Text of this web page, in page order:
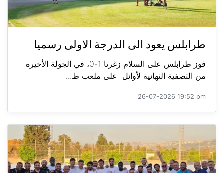
طرابلس يعود الى الدرجة الاولى رسميا
فوز طرابلس على السلام زغرتا 1-0، في الجولة الأخيرة
من التصفية النهائية لأوائل على ملعب ط...
26-07-2026 19:52 pm